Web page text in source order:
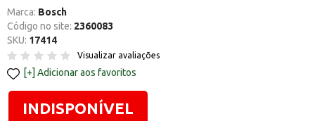
Marca: Bosch
Código no site: 2360083
SKU: 17414
Visualizar avaliações
Adicionar aos favoritos
INDISPONÍVEL